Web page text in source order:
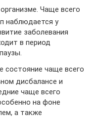
Чаще всего
наблюдается у
заболевания
в период
состояние чаще всего
дисбалансе и
чаще всего
на фоне
а также